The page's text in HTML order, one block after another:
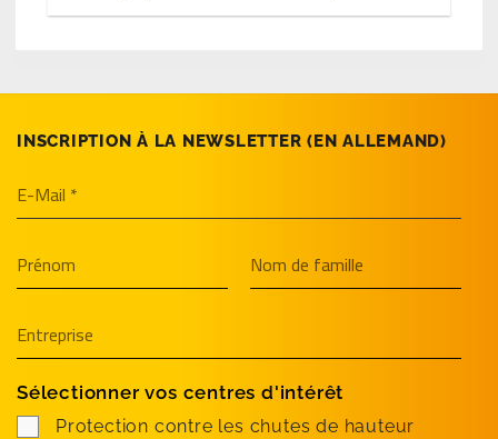
INSCRIPTION À LA NEWSLETTER (EN­ ALLEMAND)
Sélectionner vos centres d'intérêt
Protection contre les chutes de hauteur